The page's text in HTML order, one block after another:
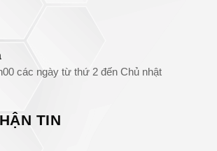
các ngày từ thứ 2 đến Chủ nhật
TIN